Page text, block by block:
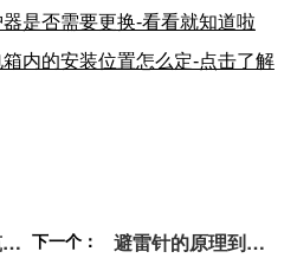
是否需要更换-看看就知道啦
内的安装位置怎么定-点击了解
下一个：
避雷针的原理到底